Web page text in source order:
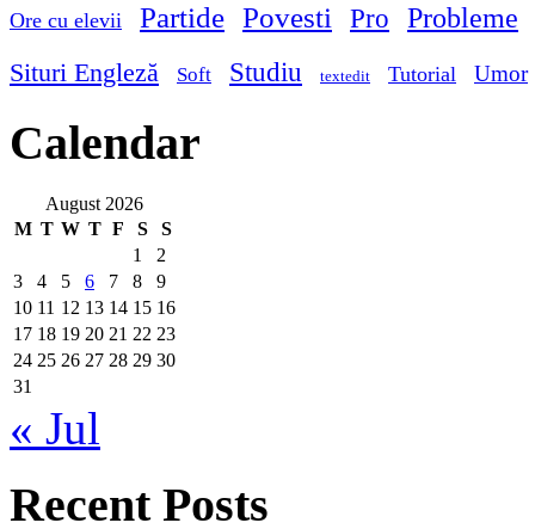
Ore cu elevii Partide Povesti Pro Probleme
Situri Engleză Soft Studiu textedit Tutorial Umor
Calendar
August 2026
M T W T F S
S
1
2
3
4 5 6 7 8
9
10 11 12 13 14 15 16
17 18 19 20 21 22 23
24 25 26 27 28 29 30
31
« Jul
Recent Posts